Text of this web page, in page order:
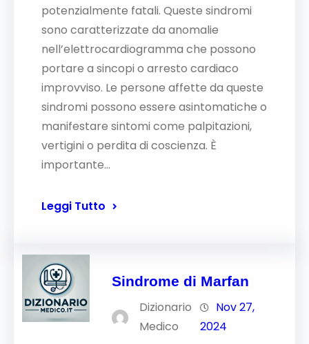
potenzialmente fatali. Queste sindromi
sono caratterizzate da anomalie
nell’elettrocardiogramma che possono
portare a sincopi o arresto cardiaco
improvviso. Le persone affette da queste
sindromi possono essere asintomatiche o
manifestare sintomi come palpitazioni,
vertigini o perdita di coscienza. È
importante…
Leggi Tutto
Sindrome di Marfan
Dizionario
Medico
Nov 27,
2024